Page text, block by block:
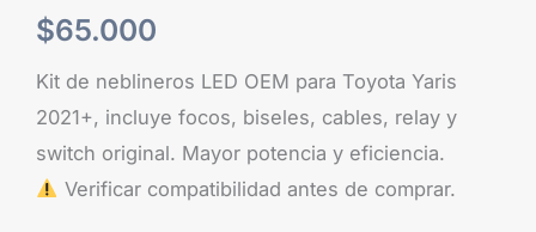
$65.000
Kit de neblineros LED OEM para Toyota Yaris
2021+, incluye focos, biseles, cables, relay y
switch original. Mayor potencia y eficiencia.
Verificar compatibilidad antes de comprar.